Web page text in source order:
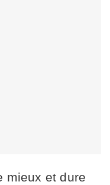
mieux et dure